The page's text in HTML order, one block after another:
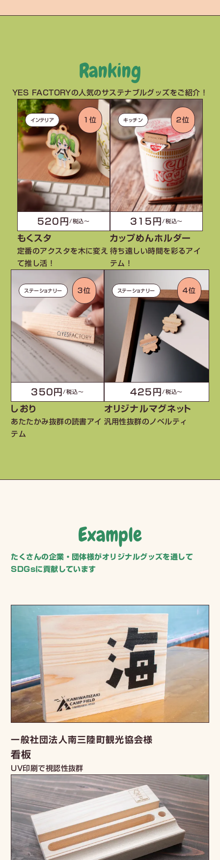
Ranking
YES FACTORYの人気のサステナブルグッズをご紹介！
インテリア １位
520円/税込〜
もくスタ
定番のアクスタを木に変え
て推し活！
キッチン ２位
315円/税込〜
カップめんホルダー
待ち遠しい時間を彩るアイ
テム！
ステーショナリー ３位
350円/税込〜
しおり
あたたかみ抜群の読書アイ
テム
ステーショナリー ４位
425円/税込〜
オリジナルマグネット
汎用性抜群のノベルティ
Example
たくさんの企業・団体様がオリジナルグッズを通して
SDGsに貢献しています
一般社団法人南三陸町観光協会様
看板
UV印刷で視認性抜群